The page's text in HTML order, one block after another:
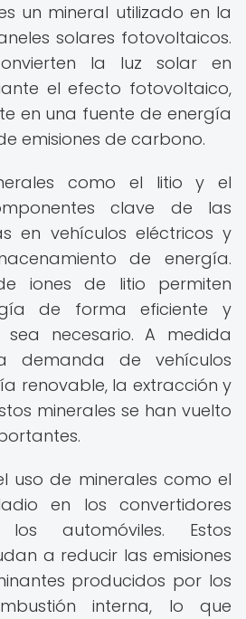
un mineral utilizado en la
solares fotovoltaicos.
la luz solar en
el efecto fotovoltaico,
en una fuente de energía
emisiones de carbono.
como el litio y el
clave de las
en vehículos eléctricos y
de energía.
iones de litio permiten
de forma eficiente y
necesario. A medida
demanda de vehículos
renovable, la extracción y
minerales se han vuelto
uso de minerales como el
en los convertidores
automóviles. Estos
a reducir las emisiones
producidos por los
interna, lo que